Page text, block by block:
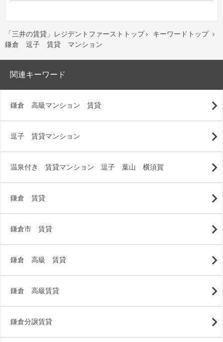
「三井の賃貸」レジデントファーストトップ  キーワードトップ 
鎌倉 逗子 賃貸 マンション
関連キーワード
鎌倉 高級マンション 賃貸
逗子 賃貸マンション
温泉付き 賃貸マンション 逗子 葉山 横須賀
鎌倉 賃貸
鎌倉市 賃貸
鎌倉 高級 賃貸
鎌倉 高級賃貸
鎌倉分譲賃貸